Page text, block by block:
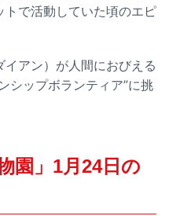
で活動していた頃のエピ
アン）が人間におびえる
シップボランティア”に挑
園」1月24日の